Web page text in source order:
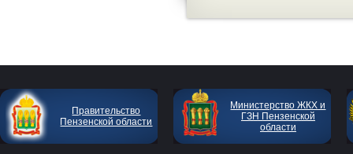
Правительство
Пензенской области
Министерство ЖКХ и
ГЗН Пензенской
области